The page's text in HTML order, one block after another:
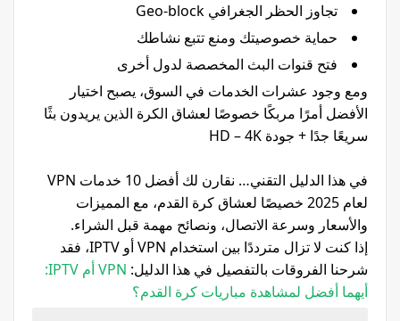
تجاوز الحظر الجغرافي Geo-block
حماية خصوصيتك ومنع تتبع نشاطك
فتح قنوات البث المخصصة لدول أخرى
ومع وجود عشرات الخدمات في السوق، يصبح اختيار
الأفضل أمرًا مربكًا خصوصًا لعشاق الكرة الذين يريدون بثًا
سريعًا جدًا + جودة HD – 4K
في هذا الدليل التقني… نقارن لك أفضل 10 خدمات VPN
لعام 2025 خصيصًا لعشاق كرة القدم، مع المميزات
والأسعار وسرعة الاتصال، ونصائح مهمة قبل الشراء.
إذا كنت لا تزال مترددًا بين استخدام VPN أو IPTV، فقد
شرحنا الفروقات بالتفصيل في هذا الدليل:
VPN أم IPTV:
أيهما أفضل لمشاهدة مباريات كرة القدم؟